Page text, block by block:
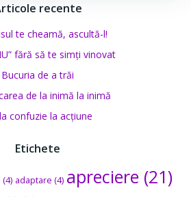
recente
te cheamă, ascultă-l!
fără să te simți vinovat
Bucuria de a trăi
de la inimă la inimă
confuzie la acțiune
Etichete
(4) adaptare (4) apreciere(21)